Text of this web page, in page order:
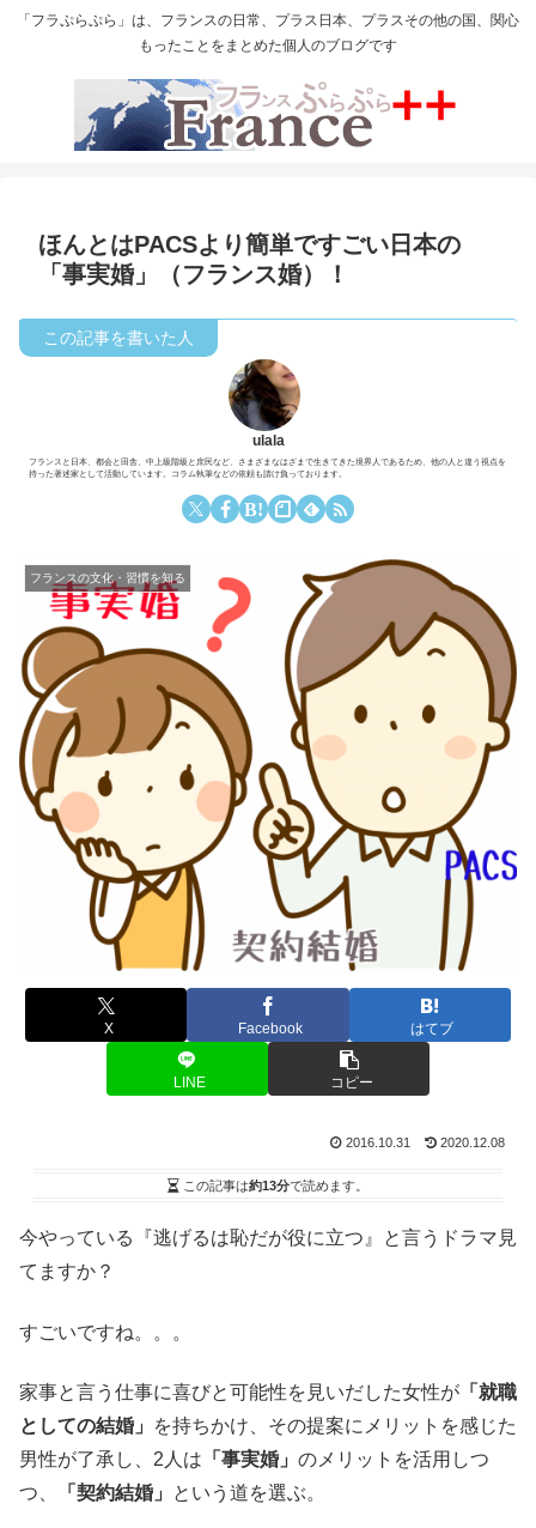
「フラぷらぷら」は、フランスの日常、プラス日本、プラスその他の国、関心
もったことをまとめた個人のブログです
ほんとはPACSより簡単ですごい日本の
「事実婚」（フランス婚）！
ulala
フランスと日本、都会と田舎、中上級階級と庶民など、さまざまなはざまで生きてきた境界人であるため、他の人と違う視点を
持った著述家として活動しています。コラム執筆などの依頼も請け負っております。
フランスの文化・習慣を知る
X Facebook はてブ
LINE コピー
2016.10.31 2020.12.08
この記事は約13分で読めます。
今やっている『逃げるは恥だが役に立つ』と言うドラマ見
てますか？
すごいですね。。。
家事と言う仕事に喜びと可能性を見いだした女性が 「就職
としての結婚」
を持ちかけ、その提案にメリットを感じた
男性が了承し、2人は 「事実婚」 のメリットを活用しつ
つ、
「契約結婚」 という道を選ぶ。